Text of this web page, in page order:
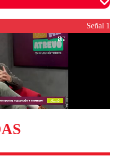
para garantizar un
Enviar comentario
Señal 1